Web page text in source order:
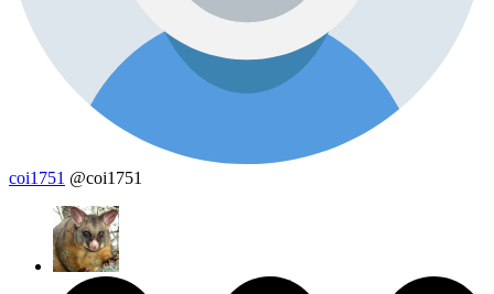
coi1751 @coi1751